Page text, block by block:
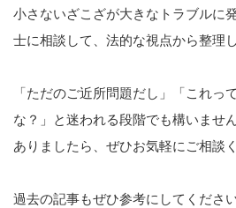
小さないざこざが大きなトラブルに
士に相談して、法的な視点から整理
「ただのご近所問題だし」「これっ
な？」と迷われる段階でも構いませ
ありましたら、ぜひお気軽にご相談
過去の記事もぜひ参考にしてください